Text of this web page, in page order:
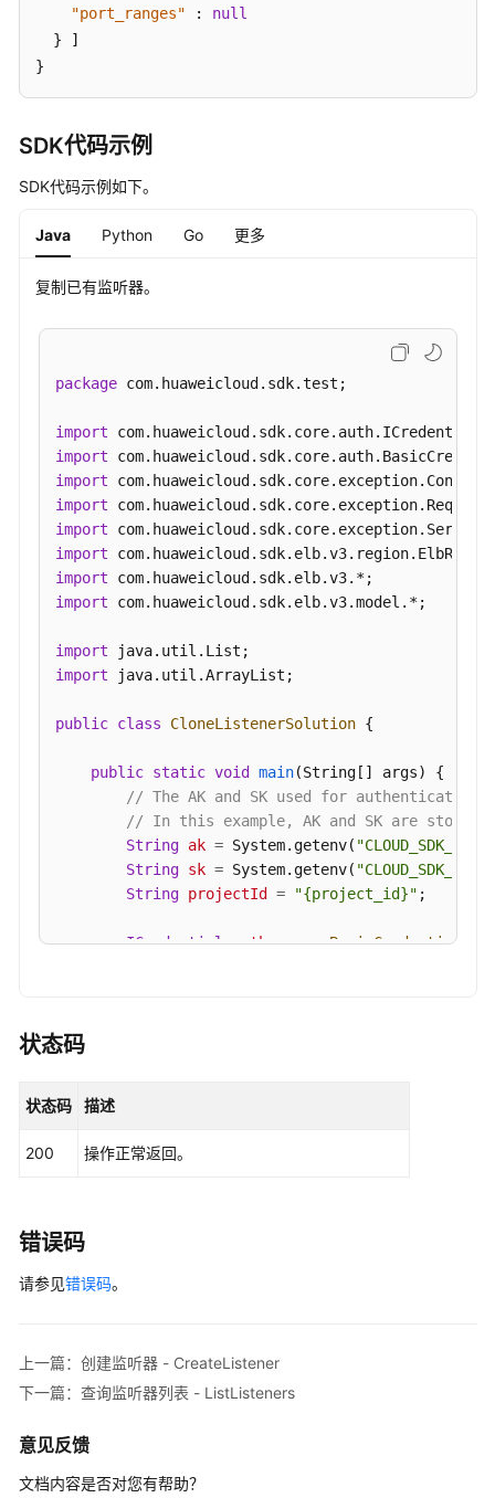
"port_ranges"
:
null
}
]
}
SDK代码示例
SDK代码示例如下。
Java Python Go 更多
复制已有监听器。
package com.huaweicloud.sdk.test;
import
import
import
import
import
import
import
import com.huaweicloud.sdk.elb.v3.model.*;
import
import java.util.ArrayList;
public class CloneListenerSolution {
public static void main(String[] args)
{
// The AK and SK used for
// In this example, AK and SK are stored
String ak = System.getenv( "CLOUD_SDK_AK"
String sk = System.getenv( "CLOUD_SDK_SK"
String projectId = "{project_id}" ;
ICredential auth = new BasicCredentials
                .withRegion(ElbRegion.valueOf(
CloneListenerRequest
List<CloneListenerOption>
        listbodyTargetListenerParams.add(
                .withProtocolPort(
        );
        request.withBody(body);
try {
状态码
状态码 描述
200 操作正常返回。
错误码
请参见错误码。
上一篇：创建监听器 - CreateListener
下一篇：查询监听器列表 - ListListeners
意见反馈
文档内容是否对您有帮助？